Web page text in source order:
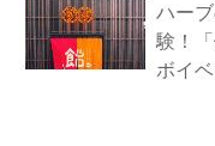
ハー
験！
ボイ